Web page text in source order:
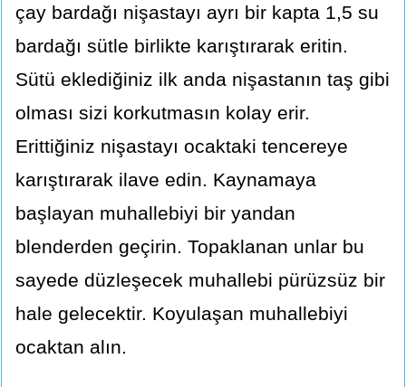
çay bardağı nişastayı ayrı bir kapta 1,5 su
bardağı sütle birlikte karıştırarak eritin.
Sütü eklediğiniz ilk anda nişastanın taş gibi
olması sizi korkutmasın kolay erir.
Erittiğiniz nişastayı ocaktaki tencereye
karıştırarak ilave edin. Kaynamaya
başlayan muhallebiyi bir yandan
blenderden geçirin. Topaklanan unlar bu
sayede düzleşecek muhallebi pürüzsüz bir
hale gelecektir. Koyulaşan muhallebiyi
ocaktan alın.